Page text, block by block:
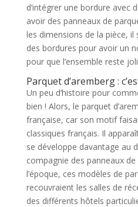
d’intégrer une bordure avec
avoir des panneaux de
les dimensions de la pièce,
des bordures pour avoir un
pour que l’ensemble reste
Parquet d’aremberg :
Un peu d’histoire pour
bien ! Alors, le parquet
française, car son motif
classiques français. Il
se développe davantage au
compagnie des panneaux
l’époque, ces modèles de
recouvraient les salles de
des différents hôtels